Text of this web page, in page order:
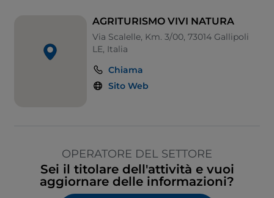
Zona bambini
AGRITURISMO VIVI NATURA
Via Scalelle, Km. 3/00, 73014 Gallipoli
LE, Italia
Chiama
Sito Web
OPERATORE DEL SETTORE
Sei il titolare dell'attività e vuoi
aggiornare delle informazioni?